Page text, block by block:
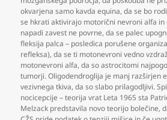
okvarjena samo kavda equina,da se bo
se hkrati aktivirajo motorični nevroni alfa in
napadi zavest ne povrne,da se palec
fleksija palca – posledica porušene
refleksa),da se ti motonevroni vedno
motonevroni alfa,da so astrocitomi
tumorji. Oligodendroglija je manj razširjen
vezivnega tkiva,da so slabo prilagodljivi.
nocicepcije – teorija vrat Leta 1965 sta
Melzack predstavila novo teorijo bolečine,